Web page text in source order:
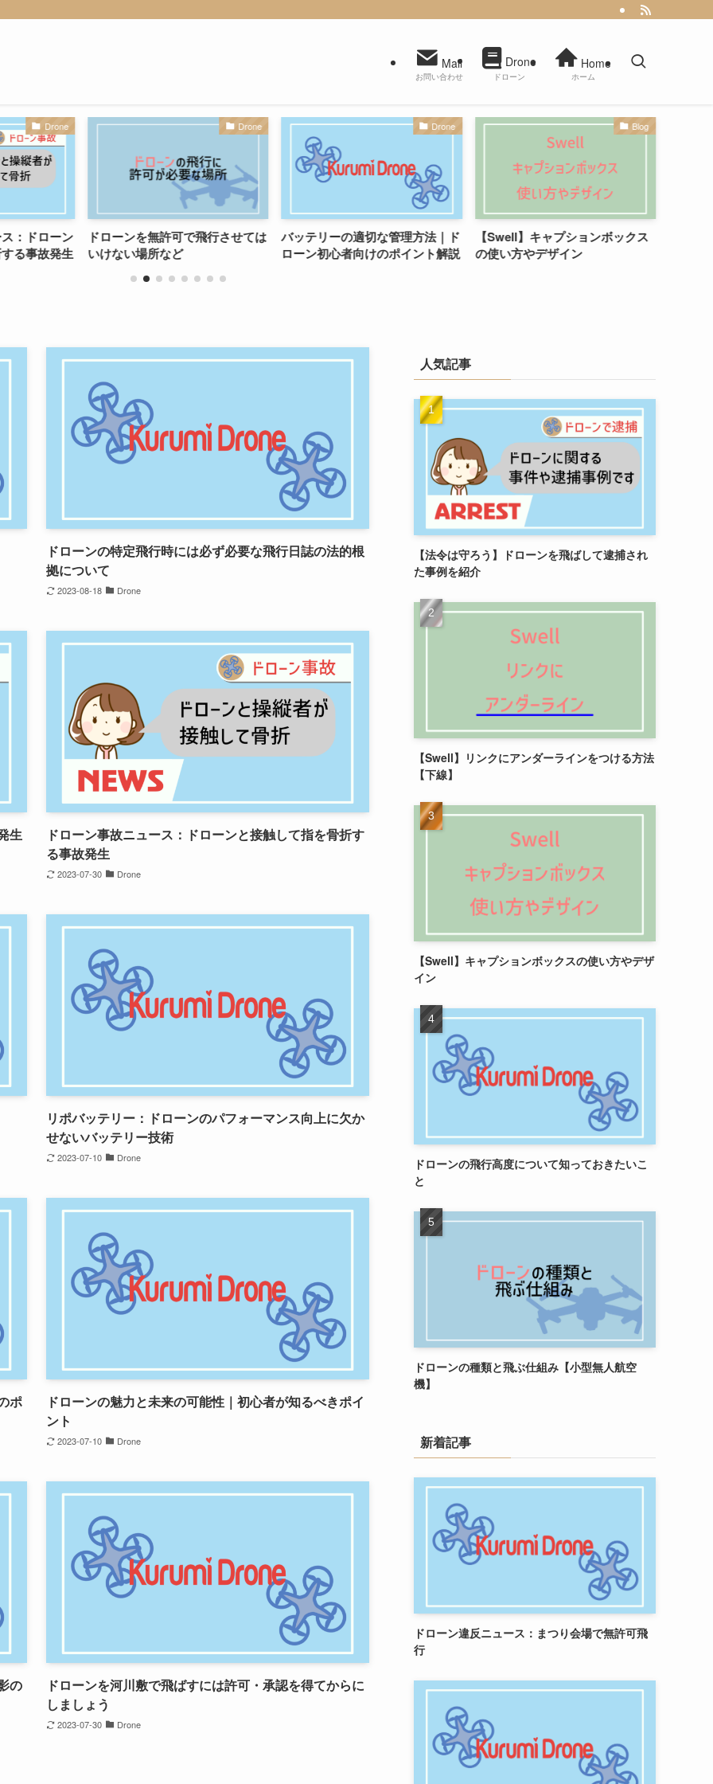
Mail
お問い合わせ
Drone
ドローン
Home
ホーム
Drone
：ドローン
る事故発生
Drone
ドローンを無許可で飛行させては
いけない場所など
Drone
バッテリーの適切な管理方法｜ド
ローン初心者向けのポイント解説
Blog
【Swell】キャプションボックス
の使い方やデザイン
ドローンの特定飛行時には必ず必要な飛行日誌の法的根
拠について
2023-08-18 Drone
生
ドローン事故ニュース：ドローンと接触して指を骨折す
る事故発生
2023-07-30 Drone
リポバッテリー：ドローンのパフォーマンス向上に欠か
せないバッテリー技術
2023-07-10 Drone
ポ
ドローンの魅力と未来の可能性｜初心者が知るべきポイ
ント
2023-07-10 Drone
の
ドローンを河川敷で飛ばすには許可・承認を得てからに
しましょう
2023-07-30 Drone
人気記事
【法令は守ろう】ドローンを飛ばして逮捕され
た事例を紹介
【Swell】リンクにアンダーラインをつける方法
【下線】
【Swell】キャプションボックスの使い方やデザ
イン
ドローンの飛行高度について知っておきたいこ
と
ドローンの種類と飛ぶ仕組み【小型無人航空
機】
新着記事
ドローン違反ニュース：まつり会場で無許可飛
行